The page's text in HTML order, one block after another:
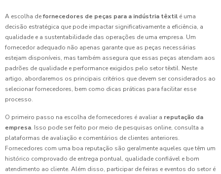
A escolha defornecedores de peças para a indústria têxtil é uma
decisão estratégica que pode impactar significativamente a eficiência, a
qualidade e a sustentabilidade das operações de uma empresa. Um
fornecedor adequado não apenas garante que as peças necessárias
estejam disponíveis, mas também assegura que essas peças atendam aos
padrões de qualidade e performance exigidos pelo setor têxtil. Neste
artigo, abordaremos os principais critérios que devem ser considerados ao
selecionar fornecedores, bem como dicas práticas para facilitar esse
processo.
O primeiro passo na escolha de fornecedores é avaliar a reputação da
empresa. Isso pode ser feito por meio de pesquisas online, consulta a
plataformas de avaliação e comentários de clientes anteriores.
Fornecedores com uma boa reputação são geralmente aqueles que têm um
histórico comprovado de entrega pontual, qualidade confiável e bom
atendimento ao cliente. Além disso, participar de feiras e eventos do setor é